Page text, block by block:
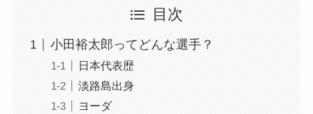
目次
小田裕太郎ってどんな選手？
日本代表歴
淡路島出身
ヨーダ